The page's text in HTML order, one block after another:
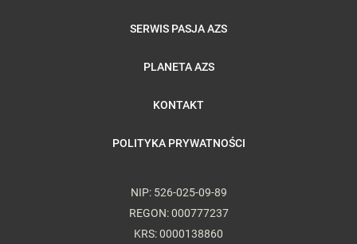
SERWIS PASJA AZS
PLANETA AZS
KONTAKT
POLITYKA PRYWATNOŚCI
NIP: 526-025-09-89
REGON: 000777237
KRS: 0000138860